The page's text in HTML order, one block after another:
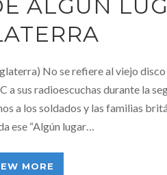
ALGÚN
No se refiere al viejo
a sus radioescuchas durante la
a los soldados y las familias
ese “Algún lugar…
MORE